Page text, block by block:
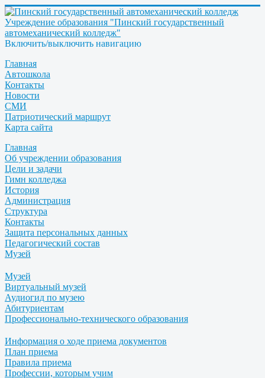
Учреждение образования "Пинский государственный
автомеханический колледж"
Включить/выключить навигацию
Главная
Автошкола
Контакты
Новости
СМИ
Патриотический маршрут
Карта сайта
Главная
Об учреждении образования
Цели и задачи
Гимн колледжа
История
Администрация
Структура
Контакты
Защита персональных данных
Педагогический состав
Музей
Музей
Виртуальный музей
Аудиогид по музею
Абитуриентам
Профессионально-технического образования
Информация о ходе приема документов
План приема
Правила приема
Профессии, которым учим